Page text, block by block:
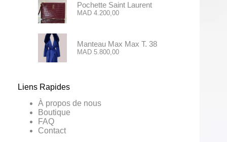
Pochette Saint Laurent
MAD4.200,00
Manteau Max Max T. 38
MAD5.800,00
Liens Rapides
À propos de nous
Boutique
FAQ
Contact